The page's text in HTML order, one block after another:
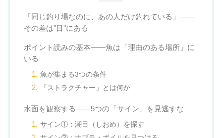
「同じ釣り場なのに、あの人だけ釣れている」——
その差は"目"にある
ポイント読みの基本——魚は「理由のある場所」に
いる
魚が集まる3つの条件
「ストラクチャー」とは何か
水面を観察する——5つの「サイン」を見逃すな
サイン①：潮目（しおめ）を探す